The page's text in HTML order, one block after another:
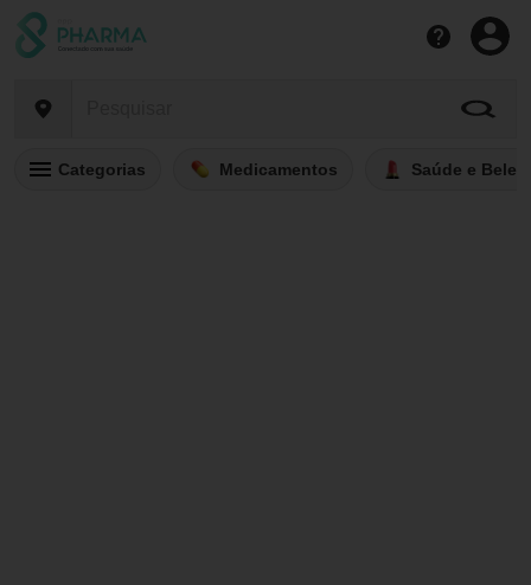
Categorias Medicamentos Saúde e